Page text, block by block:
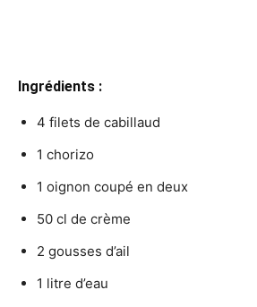
Ingrédients :
4 filets de cabillaud
1 chorizo
1 oignon coupé en deux
50 cl de crème
2 gousses d’ail
1 litre d’eau